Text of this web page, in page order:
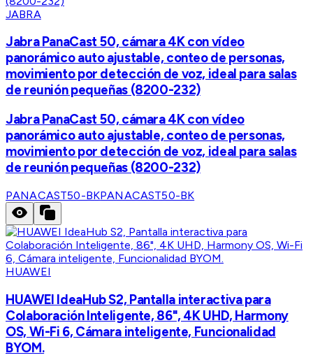
JABRA
Jabra PanaCast 50, cámara 4K con vídeo
panorámico auto ajustable, conteo de personas,
movimiento por detección de voz, ideal para salas
de reunión pequeñas (8200-232)
Jabra PanaCast 50, cámara 4K con vídeo
panorámico auto ajustable, conteo de personas,
movimiento por detección de voz, ideal para salas
de reunión pequeñas (8200-232)
PANACAST50-BKPANACAST50-BK
HUAWEI
HUAWEI IdeaHub S2, Pantalla interactiva para
Colaboración Inteligente, 86", 4K UHD, Harmony
OS, Wi-Fi 6, Cámara inteligente, Funcionalidad
BYOM.